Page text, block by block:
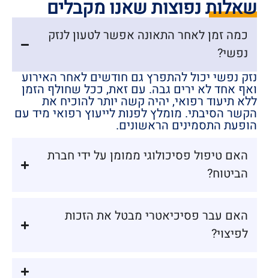
שאלות נפוצות שאנו מקבלים
כמה זמן לאחר התאונה אפשר לטעון לנזק
נפשי?
נזק נפשי יכול להתפרץ גם חודשים לאחר האירוע
ואף אחד לא ירים גבה. עם זאת, ככל שחולף הזמן
ללא תיעוד רפואי, יהיה קשה יותר להוכיח את
הקשר הסיבתי. מומלץ לפנות לייעוץ רפואי מיד עם
הופעת התסמינים הראשונים.
האם טיפול פסיכולוגי ממומן על ידי חברת
הביטוח?
האם עבר פסיכיאטרי מבטל את הזכות
לפיצוי?